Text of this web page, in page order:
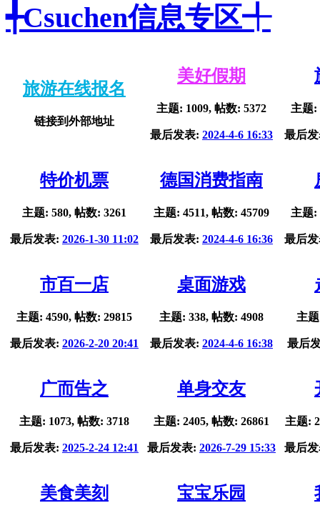
╃Csuchen信息专区╃
旅游在线报名
链接到外部地址
美好假期
主题: 1009, 帖数: 5372
最后发表: 2024-4-6 16:33
主题:
最后
特价机票
主题: 580, 帖数: 3261
最后发表: 2026-1-30 11:02
德国消费指南
主题: 4511, 帖数: 45709
最后发表: 2024-4-6 16:36
主题:
最后
市百一店
主题: 4590, 帖数: 29815
最后发表: 2026-2-20 20:41
桌面游戏
主题: 338, 帖数: 4908
最后发表: 2024-4-6 16:38
主
最后
广而告之
主题: 1073, 帖数: 3718
最后发表: 2025-2-24 12:41
单身交友
主题: 2405, 帖数: 26861
最后发表: 2026-7-29 15:33
主题:
最后
美食美刻 宝宝乐园